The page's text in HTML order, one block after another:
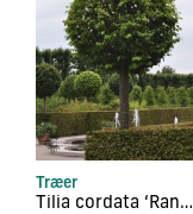
Træer
Tilia cordata ‘Rancho’